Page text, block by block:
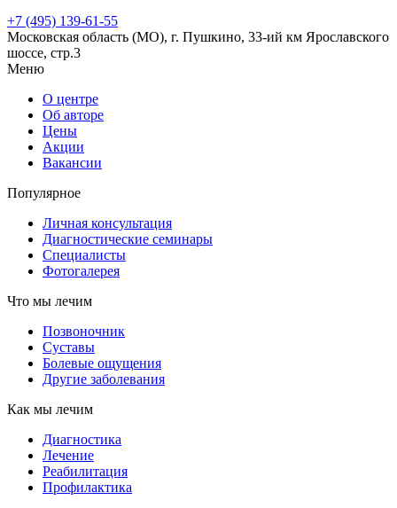
+7 (495) 139-61-55
Московская область (МО), г. Пушкино, 33-ий км Ярославского
шоссе, стр.3
Меню
О центре
Об авторе
Цены
Акции
Вакансии
Популярное
Личная консультация
Диагностические семинары
Специалисты
Фотогалерея
Что мы лечим
Позвоночник
Суставы
Болевые ощущения
Другие заболевания
Как мы лечим
Диагностика
Лечение
Реабилитация
Профилактика